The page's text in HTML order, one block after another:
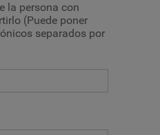
la persona con
(Puede poner
separados por